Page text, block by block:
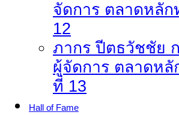
จัดการ ตลาดหลั
12
ภากร ปีตธวัชชัย
ผู้จัดการ ตลาดห
ที่ 13
Hall of Fame